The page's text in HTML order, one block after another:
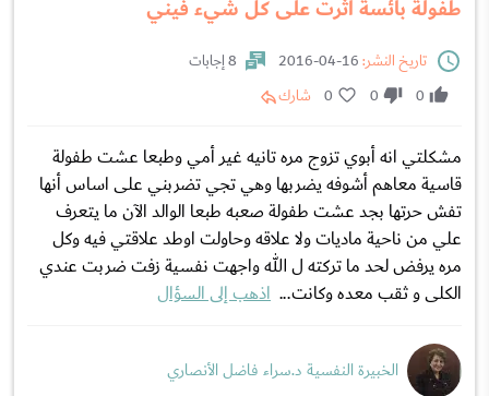
طفولة بائسة أثرت على كل شيء فيني
تاريخ النشر:
8 إجابات
0
0
0 شارك
مشكلتي انه أبوي تزوج مره تانيه غير أمي وطبعا عشت طفولة
قاسية معاهم أشوفه يضربها وهي تجي تضربني على اساس أنها
تفش حرتها بجد عشت طفولة صعبه طبعا الوالد الآن ما يتعرف
علي من ناحية ماديات ولا علاقه وحاولت اوطد علاقتي فيه وكل
مره يرفض لحد ما تركته ل الله واجهت نفسية زفت ضربت عندي
الكلى و ثقب معده وكانت... اذهب إلى السؤال
الخبيرة النفسية د.سراء فاضل الأنصاري